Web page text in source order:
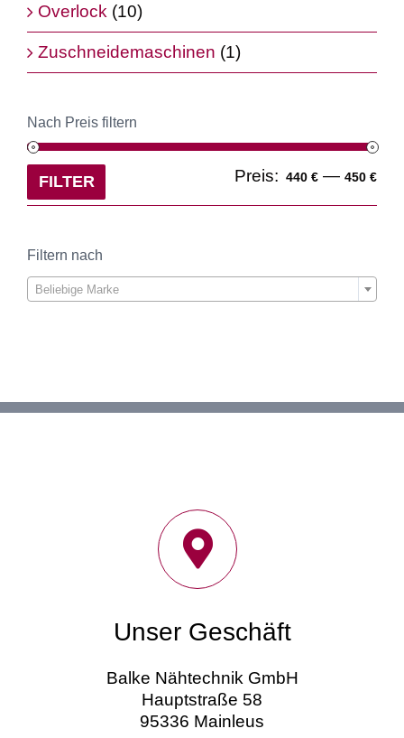
Overlock (10)
Zuschneidemaschinen (1)
Nach Preis filtern
FILTER Preis: 440 € — 450 €
Filtern nach
Beliebige Marke
Unser Geschäft
Balke Nähtechnik GmbH
Hauptstraße 58
95336 Mainleus